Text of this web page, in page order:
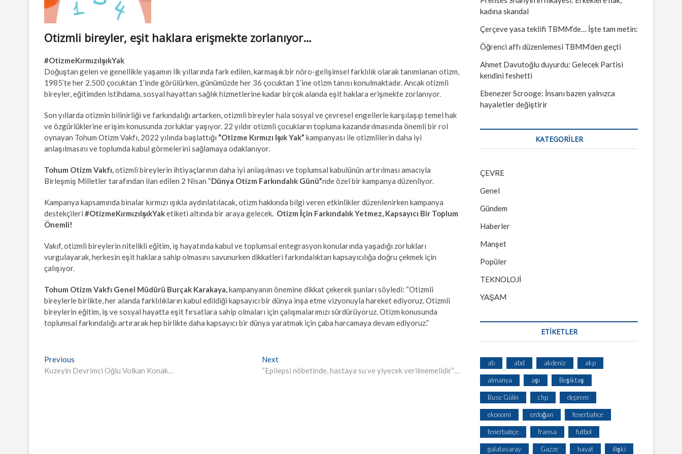
Otizmli bireyler, eşit haklara erişmekte zorlanıyor…
#OtizmeKırmızıIşıkYak
Doğuştan gelen ve genellikle yaşamın ilk yıllarında fark edilen, karmaşık bir nöro-gelişimsel farklılık olarak tanımlanan otizm,
1985’te her 2.500 çocuktan 1’inde görülürken, günümüzde her 36 çocuktan 1’ine otizm tanısı konulmaktadır. Ancak otizmli
bireyler, eğitimden istihdama, sosyal hayattan sağlık hizmetlerine kadar birçok alanda eşit haklara erişmekte zorlanıyor.
Son yıllarda otizmin bilinirliği ve farkındalığı artarken, otizmli bireyler hala sosyal ve çevresel engellerle karşılaşıp temel hak
ve özgürlüklerine erişim konusunda zorluklar yaşıyor. 22 yıldır otizmli çocukların topluma kazandırılmasında önemli bir rol
oynayan Tohum Otizm Vakfı, 2022 yılında başlattığı “Otizme Kırmızı Işık Yak” kampanyası ile otizmlilerin daha iyi
anlaşılmasını ve toplumda kabul görmelerini sağlamaya odaklanıyor.
Tohum Otizm Vakfı, otizmli bireylerin ihtiyaçlarının daha iyi anlaşılması ve toplumsal kabulünün artırılması amacıyla
Birleşmiş Milletler tarafından ilan edilen 2 Nisan “Dünya Otizm Farkındalık Günü”nde özel bir kampanya düzenliyor.
Kampanya kapsamında binalar kırmızı ışıkla aydınlatılacak, otizm hakkında bilgi veren etkinlikler düzenlenirken kampanya
destekçileri #OtizmeKırmızıIşıkYaketiketi altında bir araya gelecek. Otizm İçin Farkındalık Yetmez, Kapsayıcı Bir Toplum
Önemli!
Vakıf, otizmli bireylerin nitelikli eğitim, iş hayatında kabul ve toplumsal entegrasyon konularında yaşadığı zorlukları
vurgulayarak, herkesin eşit haklara sahip olmasını savunurken dikkatleri farkındalıktan kapsayıcılığa doğru çekmek için
çalışıyor.
Tohum Otizm Vakfı Genel Müdürü Burçak Karakaya, kampanyanın önemine dikkat çekerek şunları söyledi: “Otizmli
bireylerle birlikte, her alanda farklılıkların kabul edildiği kapsayıcı bir dünya inşa etme vizyonuyla hareket ediyoruz. Otizmli
bireylerin eğitim, iş ve sosyal hayatta eşit fırsatlara sahip olmaları için çalışmalarımızı sürdürüyoruz. Otizm konusunda
toplumsal farkındalığı artırarak hep birlikte daha kapsayıcı bir dünya yaratmak için çaba harcamaya devam ediyoruz.”
Yazı
gezinmesi
Previous
post:
Kuzeyin Devrimci Oğlu Volkan Konak…
NextNext
post:
“Epilepsi nöbetinde, hastaya su ve yiyecek verilmemelidir”…
kadına skandal
Çerçeve yasa teklifi TBMM’de… İşte tam metin:
Öğrenci affı düzenlemesi TBMM’den geçti
Ahmet Davutoğlu duyurdu: Gelecek Partisi
kendini feshetti
Ebenezer Scrooge: İnsanı bazen yalnızca
hayaletler değiştirir
KATEGORILER
ÇEVRE
Genel
Gündem
Haberler
Manşet
Popüler
TEKNOLOJİ
YAŞAM
ETİKETLER
ab abd akdeniz akp
almanya aşı Beşiktaş
Buse Gülin chp deprem
ekonomi erdoğan fenerbahce
fenerbahçe fransa futbol
galatasaray Gazze hayat ilişki